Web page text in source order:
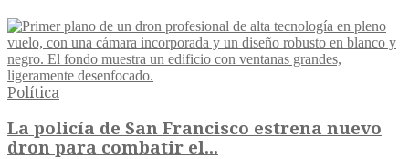
Política
La policía de San Francisco estrena nuevo
dron para combatir el...